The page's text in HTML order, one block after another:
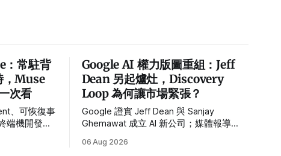
：常駐背
，Muse
次看
、可恢復事
端機開發工
Google AI 權力版圖重組：Jeff
Dean 另起爐灶，Discovery
Loop 為何讓市場緊張？
Google 證實 Jeff Dean 與 Sanjay
Ghemawat 成立 AI 新公司；媒體報導
重組對 Alphabet 的真正風險是什麼？
06 Aug 2026